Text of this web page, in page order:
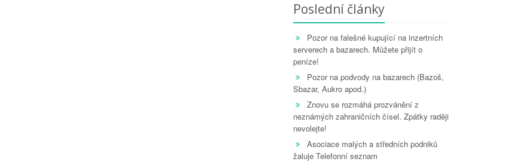
Poslední články
Pozor na falešné kupující na inzertních
serverech a bazarech. Můžete přijít o
peníze!
Pozor na podvody na bazarech (Bazoš,
Sbazar, Aukro apod.)
Znovu se rozmáhá prozvánění z
neznámých zahraničních čísel. Zpátky raději
nevolejte!
Asociace malých a středních podniků
žaluje Telefonní seznam